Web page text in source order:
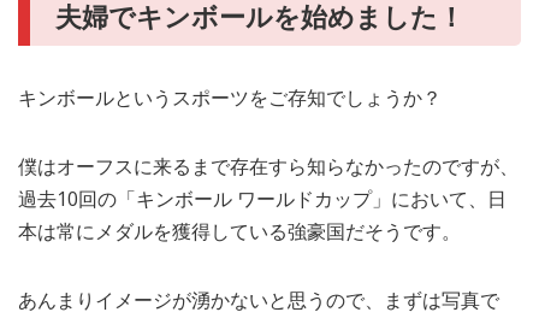
夫婦でキンボールを始めました！
キンボールというスポーツをご存知でしょうか？
僕はオーフスに来るまで存在すら知らなかったのですが、
過去10回の「キンボール ワールドカップ」において、日
本は常にメダルを獲得している強豪国だそうです。
あんまりイメージが湧かないと思うので、まずは写真で